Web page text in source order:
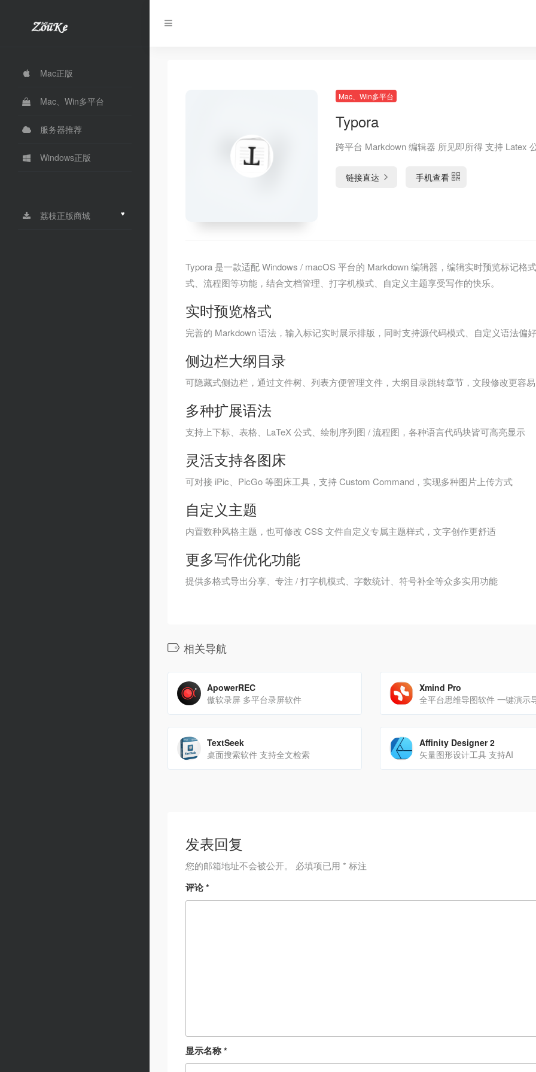
Mac正版
Mac、Win多平台
服务器推荐
Windows正版
荔枝正版商城 ♥
Mac、Win多平台
Typora
跨平台 Markdown 编辑器 所见即所得 支持 Latex
链接直达 手机查看
Typora 是一款适配 Windows / macOS 平台的 Markdown 编辑器，编辑实时预览标记
式、流程图等功能，结合文档管理、打字机模式、自定义主题享受写作的快乐。
实时预览格式
完善的 Markdown 语法，输入标记实时展示排版，同时支持源代码模式、自定义语法偏好
侧边栏大纲目录
可隐藏式侧边栏，通过文件树、列表方便管理文件，大纲目录跳转章节，文段修改更容易
多种扩展语法
支持上下标、表格、LaTeX 公式、绘制序列图 / 流程图，各种语言代码块皆可高亮显示
灵活支持各图床
可对接 iPic、PicGo 等图床工具，支持 Custom Command，实现多种图片上传方式
自定义主题
内置数种风格主题，也可修改 CSS 文件自定义专属主题样式，文字创作更舒适
更多写作优化功能
提供多格式导出分享、专注 / 打字机模式、字数统计、符号补全等众多实用功能
相关导航
ApowerREC
傲软录屏 多平台录屏软件
Xmind Pro
TextSeek
桌面搜索软件 支持全文检索
Affinity Designer 2
矢量图形设计工具 支持AI
发表回复
您的邮箱地址不会被公开。 必填项已用 * 标注
评论*
显示名称*